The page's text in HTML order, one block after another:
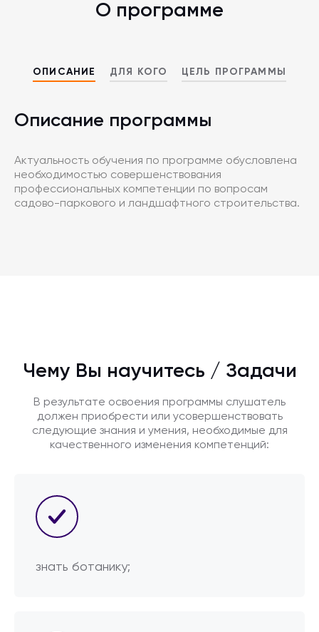
О программе
ОПИСАНИЕ ДЛЯ КОГО ЦЕЛЬ ПРОГРАММЫ
Описание программы
Актуальность обучения по программе обусловлена
необходимостью совершенствования
профессиональных компетенции по вопросам
садово-паркового и ландшафтного строительства.
Чему Вы научитесь / Задачи
В результате освоения программы слушатель
должен приобрести или усовершенствовать
следующие знания и умения, необходимые для
качественного изменения компетенций:
знать ботанику;